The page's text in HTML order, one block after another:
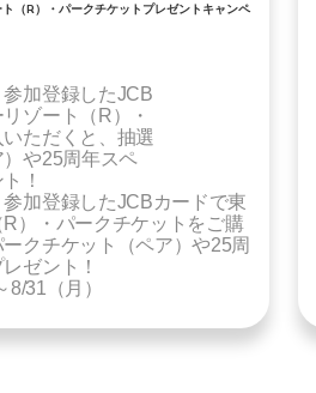
（R）・パークチケットプレゼントキャンペ
加登録したJCB
ゾート（R）・
ただくと、抽選
や25周年スペ
！
加登録したJCBカードで東
）・パークチケットをご購
クチケット（ペア）や25周
ゼント！
31（月）